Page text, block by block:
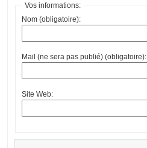
Vos informations:
Nom (obligatoire):
Mail (ne sera pas publié) (obligatoire):
Site Web: